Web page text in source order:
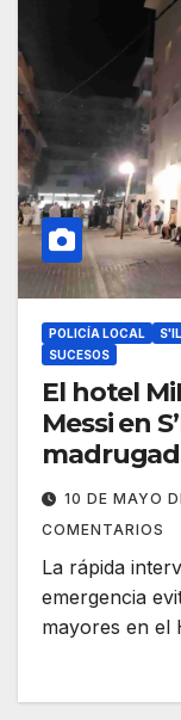
POLICÍA LOCAL
SUCESOS
El hotel
Messi en
10 DE MAYO
COMENTARIOS
La rápida
emergencia
mayores en el